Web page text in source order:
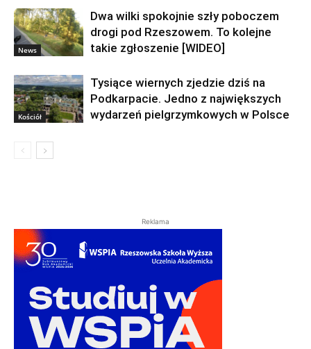
News
Dwa wilki spokojnie szły poboczem
drogi pod Rzeszowem. To kolejne
takie zgłoszenie [WIDEO]
Kościół
Tysiące wiernych zjedzie dziś na
Podkarpacie. Jedno z największych
wydarzeń pielgrzymkowych w Polsce
Reklama